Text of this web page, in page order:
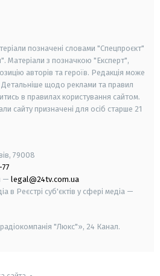
позначені словами "Спецпроєкт"
Матеріали з позначкою "Експерт",
авторів та героїв. Редакція може
Детальніше щодо реклами та правил
в правилах користування сайтом.
сайту призначені для осіб старше 21
79008
— legal@24tv.com.ua
в Реєстрі суб'єктів у сфері медіа —
"Люкс"», 24 Канал.